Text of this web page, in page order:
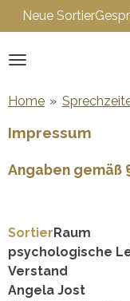
Zum
Hauptinhalt
springen
Neue
Home »
Impressum
Angaben gemäß
SortierRaum
psychologische
Verstand
Angela Jost